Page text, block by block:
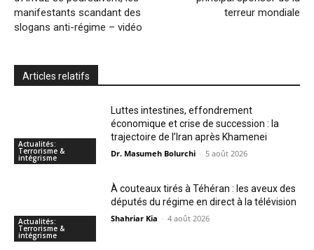
manifestants scandant des
slogans anti-régime – vidéo
terreur mondiale
Articles relatifs
Actualités:
Terrorisme &
intégrisme
Luttes intestines, effondrement
économique et crise de succession : la
trajectoire de l’Iran après Khamenei
Dr. Masumeh Bolurchi - 5 août 2026
Actualités:
Terrorisme &
intégrisme
À couteaux tirés à Téhéran : les aveux des
députés du régime en direct à la télévision
Shahriar Kia - 4 août 2026